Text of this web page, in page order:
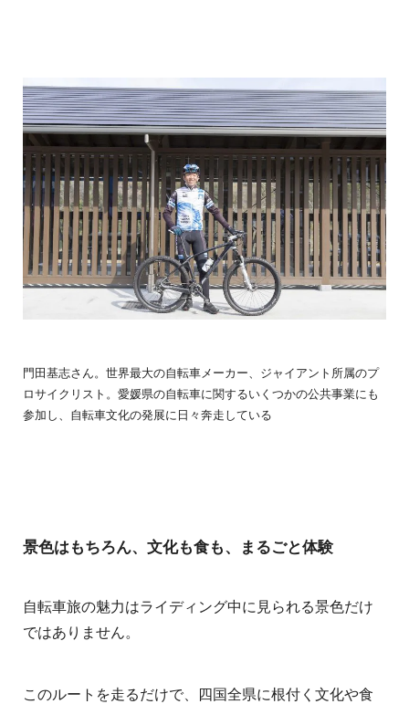
門田基志さん。世界最大の自転車メーカー、ジャイアント所属のプ
ロサイクリスト。愛媛県の自転車に関するいくつかの公共事業にも
参加し、自転車文化の発展に日々奔走している
景色はもちろん、文化も食も、まるごと体験
自転車旅の魅力はライディング中に見られる景色だけ
ではありません。
このルートを走るだけで、四国全県に根付く文化や食